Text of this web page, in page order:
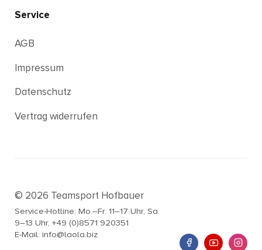
Service
AGB
Impressum
Datenschutz
Vertrag widerrufen
© 2026 Teamsport Hofbauer
Service-Hotline: Mo.–Fr. 11–17 Uhr, Sa.
9–13 Uhr, +49 (0)8571 920351
E-Mail: info@laola.biz